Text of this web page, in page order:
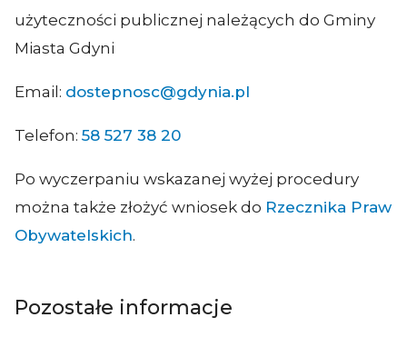
użyteczności publicznej należących do Gminy
Miasta Gdyni
Email: dostepnosc@gdynia.pl
Telefon: 58 527 38 20
Po wyczerpaniu wskazanej wyżej procedury
można także złożyć wniosek do Rzecznika Praw
Obywatelskich.
Pozostałe informacje